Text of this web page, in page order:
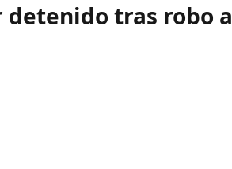
detenido tras robo a